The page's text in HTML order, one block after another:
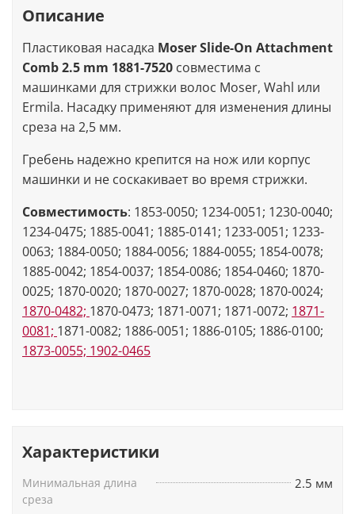
Описание
Пластиковая насадка Moser Slide-On Attachment
Comb 2.5 mm 1881-7520 совместима с
машинками для стрижки волос Moser, Wahl или
Ermila. Насадку применяют для изменения длины
среза на 2,5 мм.
Гребень надежно крепится на нож или корпус
машинки и не соскакивает во время стрижки.
Совместимость: 1853-0050; 1234-0051; 1230-0040;
1234-0475; 1885-0041; 1885-0141; 1233-0051; 1233-
0063; 1884-0050; 1884-0056; 1884-0055; 1854-0078;
1885-0042; 1854-0037; 1854-0086; 1854-0460; 1870-
0025; 1870-0020; 1870-0027; 1870-0028; 1870-0024;
1870-0482; 1870-0473; 1871-0071; 1871-0072; 1871-
0081; 1871-0082; 1886-0051; 1886-0105; 1886-0100;
1873-0055; 1902-0465
Характеристики
Минимальная длина
среза
2.5 мм